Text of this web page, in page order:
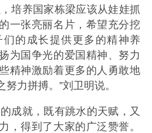
培养国家栋梁应该从娃娃抓
一张亮丽名片，希望充分挖
的成长提供更多的精神养
为国争光的爱国精神、努力
精神激励着更多的人勇敢地
力拼搏。”刘卫明说。
成就，既有跳水的天赋，又
，得到了大家的广泛赞誉。